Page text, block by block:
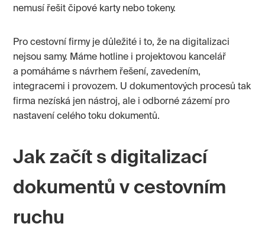
nemusí řešit čipové karty nebo tokeny.
Pro cestovní firmy je důležité i to, že na digitalizaci
nejsou samy. Máme hotline i projektovou kancelář
a pomáháme s návrhem řešení, zavedením,
integracemi i provozem. U dokumentových procesů tak
firma nezíská jen nástroj, ale i odborné zázemí pro
nastavení celého toku dokumentů.
Jak začít s digitalizací
dokumentů v cestovním
ruchu